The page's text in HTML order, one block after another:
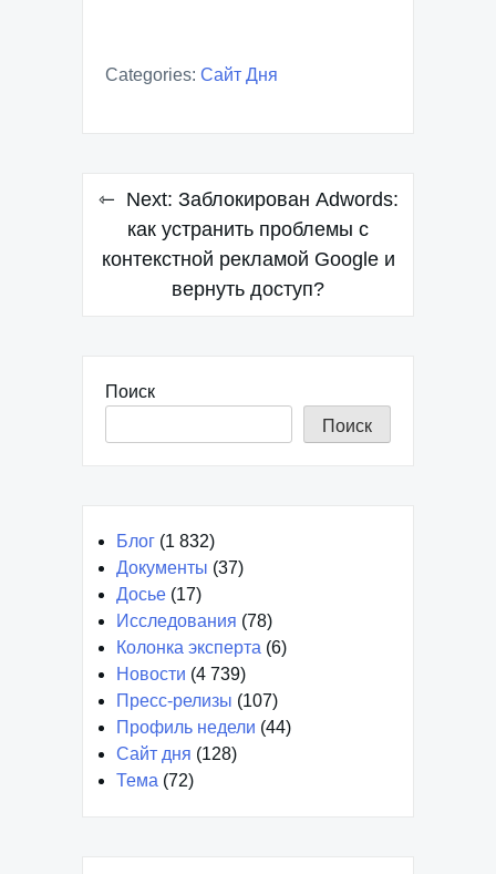
Categories: Сайт Дня
Навигация
записям
Next: Заблокирован Adwords:
как устранить проблемы с
контекстной рекламой Google и
вернуть доступ?
Поиск
Поиск
Блог (1 832)
Документы (37)
Досье (17)
Исследования (78)
Колонка эксперта (6)
Новости (4 739)
Пресс-релизы (107)
Профиль недели (44)
Сайт дня (128)
Тема (72)